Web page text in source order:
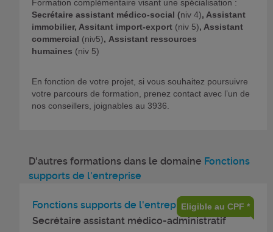
Formation complémentaire visant une spécialisation :
Secrétaire assistant médico-social (niv 4), Assistant
immobilier, Assitant import-export (niv 5), Assistant
commercial (niv5), Assistant ressources
humaines (niv 5)
En fonction de votre projet, si vous souhaitez poursuivre
votre parcours de formation, prenez contact avec l’un de
nos conseillers, joignables au 3936.
D'autres formations dans le domaine Fonctions
supports de l'entreprise
Fonctions supports de l'entreprise
Secrétaire assistant médico-administratif
Eligible au CPF *